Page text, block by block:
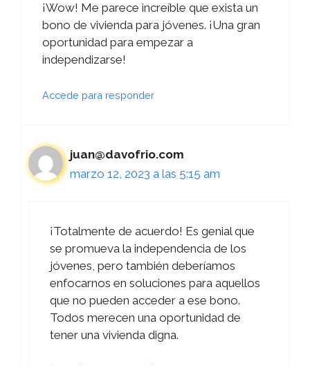
¡Wow! Me parece increíble que exista un
bono de vivienda para jóvenes. ¡Una gran
oportunidad para empezar a
independizarse!
Accede para responder
juan@davofrio.com
marzo 12, 2023 a las 5:15 am
¡Totalmente de acuerdo! Es genial que
se promueva la independencia de los
jóvenes, pero también deberíamos
enfocarnos en soluciones para aquellos
que no pueden acceder a ese bono.
Todos merecen una oportunidad de
tener una vivienda digna.